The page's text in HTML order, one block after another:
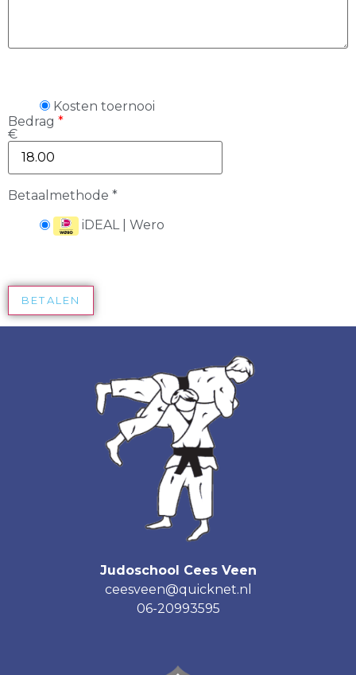
Kosten toernooi
Bedrag *
€
Betaalmethode *
iDEAL | Wero
BETALEN
Judoschool Cees Veen
ceesveen@quicknet.nl
06-20993595